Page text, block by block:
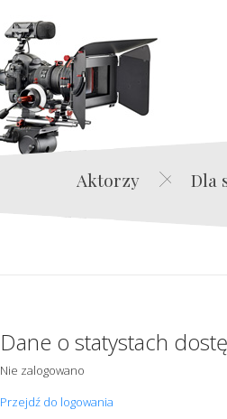
Aktorzy Dla
Dane o statystach
Nie zalogowano
Przejdź do logowania